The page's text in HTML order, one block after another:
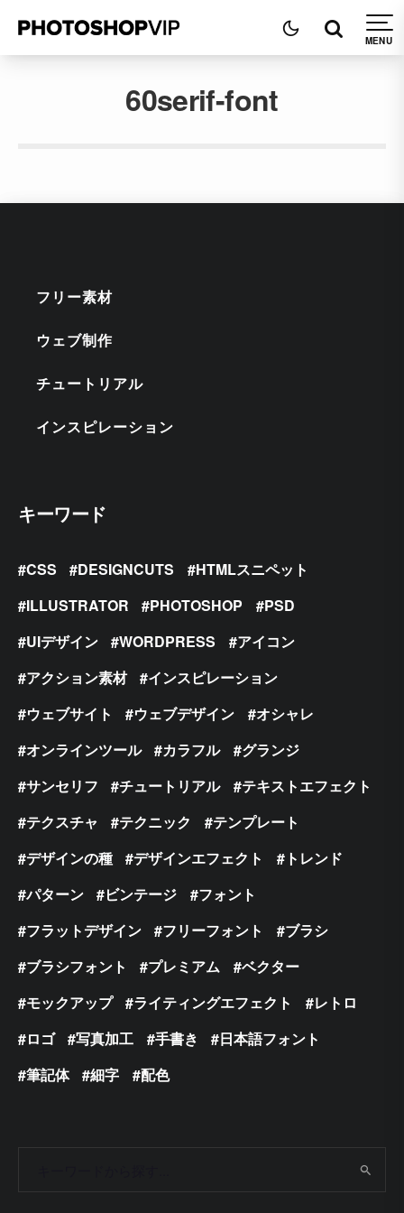
60serif-font
フリー素材
ウェブ制作
チュートリアル
インスピレーション
キーワード
CSS DESIGNCUTS
HTMLスニペット
ILLUSTRATOR
PHOTOSHOP
PSD
UIデザイン
WORDPRESS
アイコン
アクション素材
インスピレーション
ウェブサイト
ウェブデザイン
オシャレ
オンラインツール
カラフル
グランジ
サンセリフ
チュートリアル
テキストエフェクト
テクスチャ
テクニック
テンプレート
デザインの種
デザインエフェクト
トレンド
パターン
ビンテージ
フォント
フラットデザイン
フリーフォント
ブラシ
ブラシフォント
プレミアム
ベクター
モックアップ
ライティングエフェクト
レトロ
ロゴ
写真加工 手書き
日本語フォント
筆記体
細字 配色